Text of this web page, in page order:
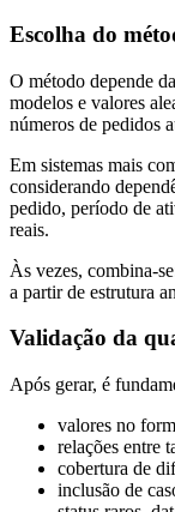
Escolha do
O método depende
modelos e valores
números de pedidos
Em sistemas mais
considerando
pedido, período de
reais.
Às vezes, combina-
a partir de estrutura
Validação da
Após gerar, é
valores no
relações entre
cobertura de
inclusão de